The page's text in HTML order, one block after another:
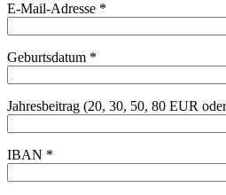
E-Mail-Adresse *
Geburtsdatum *
Jahresbeitrag (20, 30, 50, 80 EUR
IBAN *